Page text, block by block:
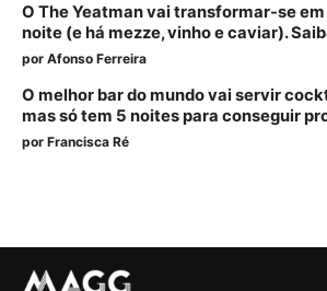
O The Yeatman vai transformar-se
noite (e há mezze, vinho e caviar).
por Afonso Ferreira
O melhor bar do mundo vai servir
mas só tem 5 noites para conseguir
por Francisca Ré